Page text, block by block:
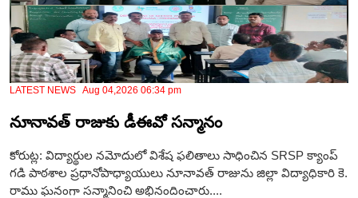
LATEST NEWS Aug 04,2026 06:34 pm
నూనావత్ రాజుకు డీఈవో సన్మానం
కోరుట్ల: విద్యార్థుల నమోదులో విశేష ఫలితాలు సాధించిన SRSP క్యాంప్
గడి పాఠశాల ప్రధానోపాధ్యాయులు నూనావత్ రాజును జిల్లా విద్యాధికారి కె.
రాము ఘనంగా సన్మానించి అభినందించారు....